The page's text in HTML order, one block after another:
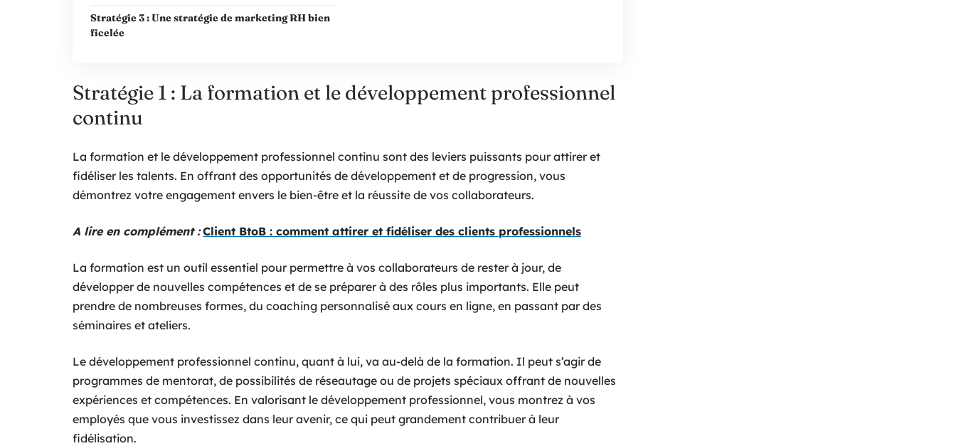
Stratégie 3 : Une stratégie de marketing RH bien
ficelée
Stratégie 1 : La formation et le développement professionnel
continu
La formation et le développement professionnel continu sont des leviers puissants pour attirer et
fidéliser les talents. En offrant des opportunités de développement et de progression, vous
démontrez votre engagement envers le bien-être et la réussite de vos collaborateurs.
A lire en complément : Client BtoB : comment attirer et fidéliser des clients professionnels
La formation est un outil essentiel pour permettre à vos collaborateurs de rester à jour, de
développer de nouvelles compétences et de se préparer à des rôles plus importants. Elle peut
prendre de nombreuses formes, du coaching personnalisé aux cours en ligne, en passant par des
séminaires et ateliers.
Le développement professionnel continu, quant à lui, va au-delà de la formation. Il peut s’agir de
programmes de mentorat, de possibilités de réseautage ou de projets spéciaux offrant de nouvelles
expériences et compétences. En valorisant le développement professionnel, vous montrez à vos
employés que vous investissez dans leur avenir, ce qui peut grandement contribuer à leur
fidélisation.